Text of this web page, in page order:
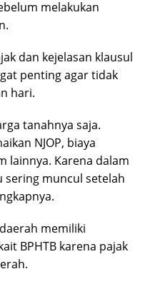
melakukan
dan kejelasan klausul
penting agar tidak
hari.
tanahnya saja.
NJOP, biaya
lainnya. Karena dalam
muncul setelah
memiliki
BPHTB karena pajak